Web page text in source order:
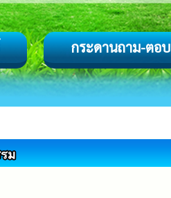
กระดานถาม-ตอบ